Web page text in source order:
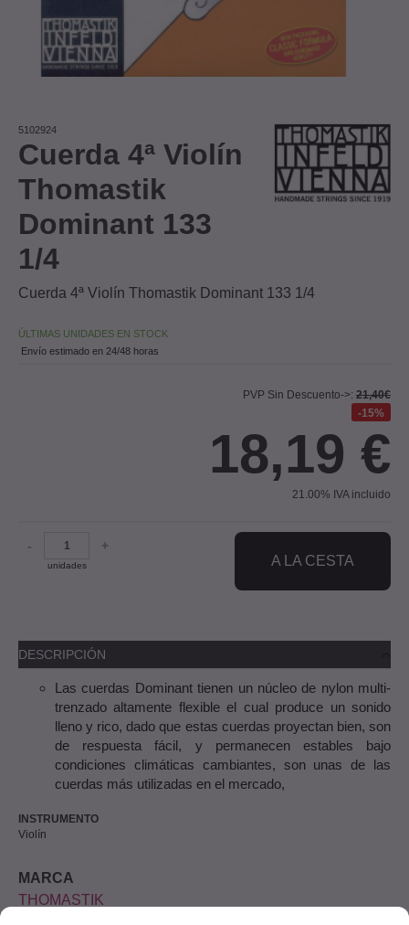
5102924
Cuerda 4ª Violín
Thomastik
Dominant 133
1/4
Cuerda 4ª Violín Thomastik Dominant 133 1/4
ÚLTIMAS UNIDADES EN STOCK
Envío estimado en 24/48 horas
PVP Sin Descuento->: 21,40€
15%
18,19 €
21.00% IVA incluido
-
unidades
+
A LA CESTA
DESCRIPCIÓN
Las cuerdas Dominant tienen un núcleo de nylon multi-
trenzado altamente flexible el cual produce un sonido
lleno y rico, dado que estas cuerdas proyectan bien, son
de respuesta fácil, y permanecen estables bajo
condiciones climáticas cambiantes, son unas de las
cuerdas más utilizadas en el mercado,
INSTRUMENTO
Violín
MARCA
THOMASTIK